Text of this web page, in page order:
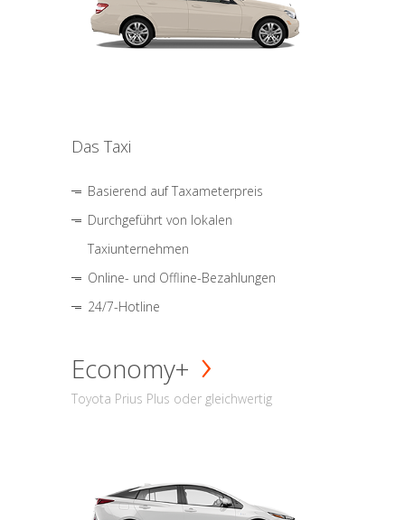
Das Taxi
Basierend auf Taxameterpreis
Durchgeführt von lokalen
Taxiunternehmen
Online- und Offline-Bezahlungen
24/7-Hotline
Economy+
Toyota Prius Plus oder gleichwertig